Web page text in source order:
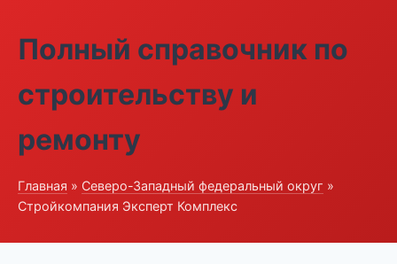
Полный справочник по
строительству и
ремонту
Главная » Северо-Западный федеральный округ »
Стройкомпания Эксперт Комплекс